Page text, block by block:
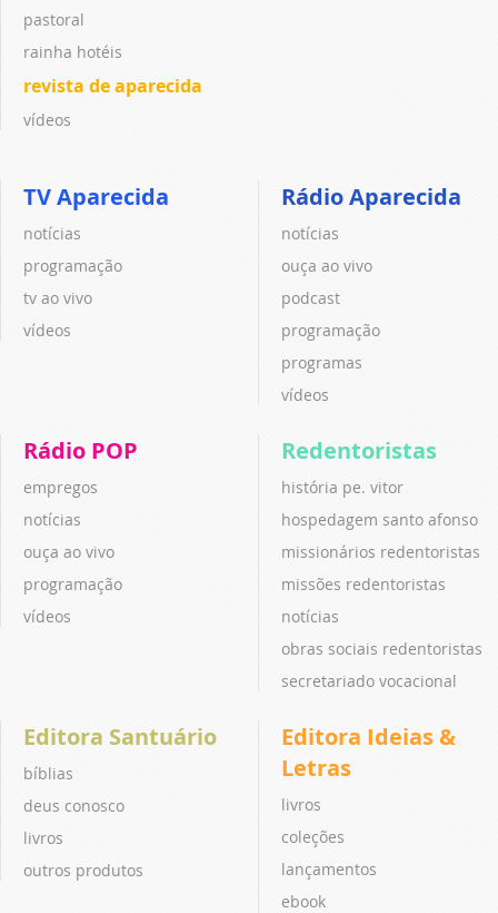
pastoral
rainha hotéis
revista de aparecida
vídeos
TV Aparecida
notícias
programação
tv ao vivo
vídeos
Rádio Aparecida
notícias
ouça ao vivo
podcast
programação
programas
vídeos
Rádio POP
empregos
notícias
ouça ao vivo
programação
vídeos
Redentoristas
história pe. vitor
hospedagem santo afonso
missionários redentoristas
missões redentoristas
notícias
obras sociais redentoristas
secretariado vocacional
Editora Santuário
bíblias
deus conosco
livros
outros produtos
Editora Ideias &
Letras
livros
coleções
lançamentos
ebook